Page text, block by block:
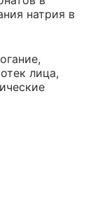
натрия в
лица,